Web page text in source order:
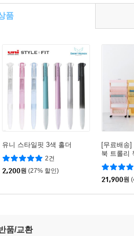
품
유니 스타일핏 3색 홀더
2건
2,200원 (27% 할인)
[무료배송]
북 트롤리
21,900원
품/교환